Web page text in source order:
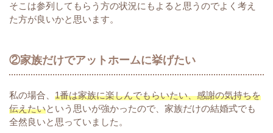
そこは参列してもらう方の状況にもよると思うのでよく考え
た方が良いかと思います。
②家族だけでアットホームに挙げたい
私の場合、 1番は家族に楽しんでもらいたい、感謝の気持ちを
伝えたいという思いが強かったので、家族だけの結婚式でも
全然良いと思っていました。